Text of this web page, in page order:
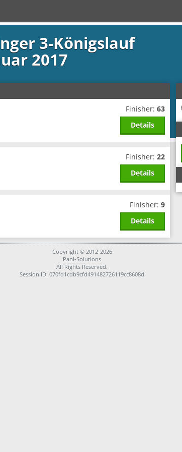
3-Königslauf
2017
Finisher: 63
Details
Finisher: 22
Details
Finisher: 9
Details
Copyright © 2012-2026
Pani-Solutions
All Rights Reserved.
Session ID: 070fd1cdb9cfd491482726119cc8608d